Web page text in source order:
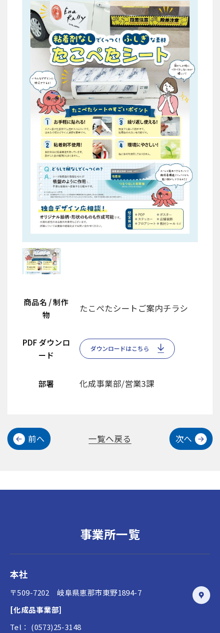
商品名 / 制作
物
たこぺたシートご案内チラシ
PDF ダウンロ
ード
ダウンロードはこちら
部署 化成事業部/営業3課
前へ 一覧へ戻る 次へ
事業所一覧
本社
〒509-7202 岐阜県恵那市東野1894-7
[化成品事業部]
Tel： (0573)25-3148